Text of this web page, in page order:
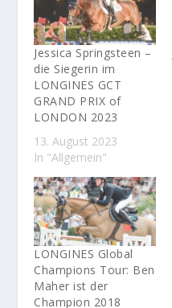
Jessica Springsteen –
die Siegerin im
LONGINES GCT
GRAND PRIX of
LONDON 2023
13. August 2023
In "Allgemein"
LONGINES Global
Champions Tour: Ben
Maher ist der
Champion 2018